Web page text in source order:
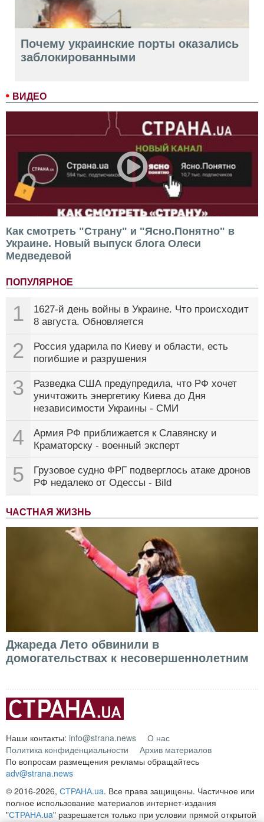
ВИДЕО
Как смотреть "Страну" и "Ясно.Понятно" в
Украине. Новый выпуск блога Олеси
Медведевой
ПОПУЛЯРНОЕ
1
1627-й день войны в Украине. Что происходит
8 августа. Обновляется
2
Россия ударила по Киеву и области, есть
погибшие и разрушения
3
Разведка США предупредила, что РФ хочет
уничтожить энергетику Киева до Дня
независимости Украины - СМИ
4
Армия РФ приближается к Славянску и
Краматорску - военный эксперт
5
Грузовое судно ФРГ подверглось атаке дронов
РФ недалеко от Одессы - Bild
ЧАСТНАЯ ЖИЗНЬ
Джареда Лето обвинили в
домогательствах к несовершеннолетним
Почему украинские порты оказались
заблокированными
Наши контакты: info@strana.news
О нас
Политика конфиденциальности
Архив материалов
По вопросам размещения рекламы обращайтесь
adv@strana.news
© 2016-2026, СТРАНА.ua. Все права защищены. Частичное или
полное использование материалов интернет-издания
"СТРАНА.ua" разрешается только при условии прямой открытой